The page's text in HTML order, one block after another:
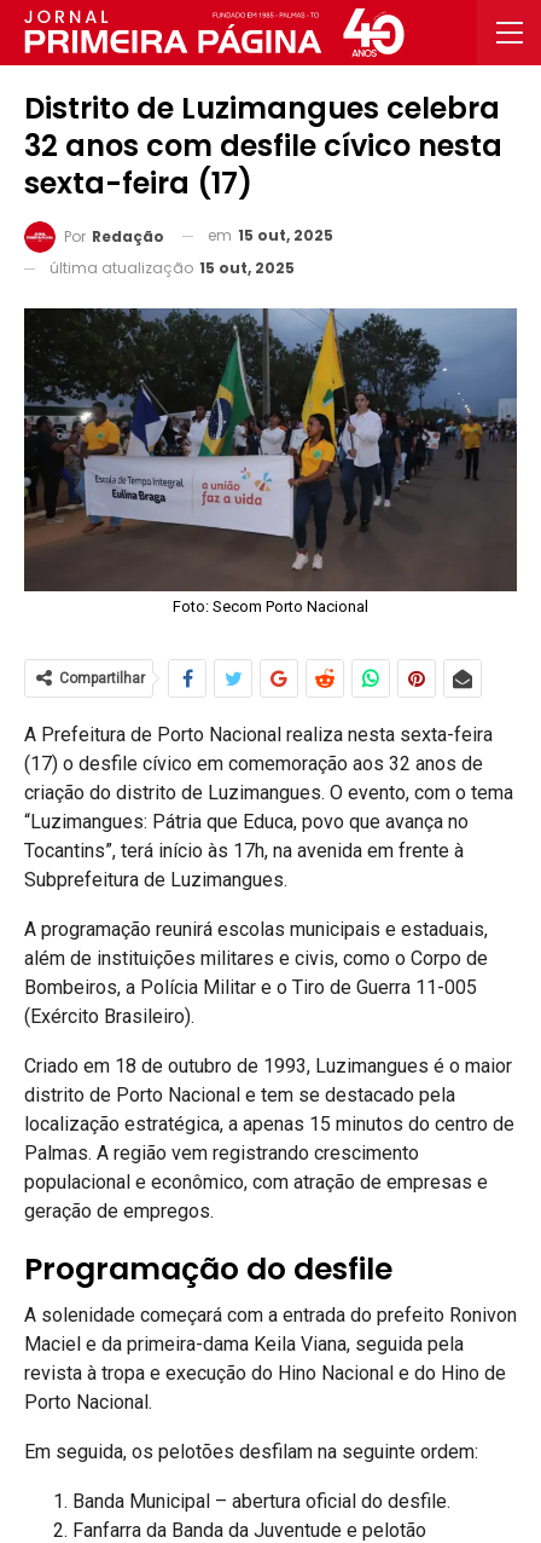
Distrito de Luzimangues celebra
32 anos com desfile cívico nesta
sexta-feira (17)
Por Redação em 15 out, 2025
última atualização 15 out, 2025
Foto: Secom Porto Nacional
Compartilhar
A Prefeitura de Porto Nacional realiza nesta sexta-feira
(17) o desfile cívico em comemoração aos 32 anos de
criação do distrito de Luzimangues. O evento, com o tema
“Luzimangues: Pátria que Educa, povo que avança no
Tocantins”, terá início às 17h, na avenida em frente à
Subprefeitura de Luzimangues.
A programação reunirá escolas municipais e estaduais,
além de instituições militares e civis, como o Corpo de
Bombeiros, a Polícia Militar e o Tiro de Guerra 11-005
(Exército Brasileiro).
Criado em 18 de outubro de 1993, Luzimangues é o maior
distrito de Porto Nacional e tem se destacado pela
localização estratégica, a apenas 15 minutos do centro de
Palmas. A região vem registrando crescimento
populacional e econômico, com atração de empresas e
geração de empregos.
Programação do desfile
A solenidade começará com a entrada do prefeito Ronivon
Maciel e da primeira-dama Keila Viana, seguida pela
revista à tropa e execução do Hino Nacional e do Hino de
Porto Nacional.
Em seguida, os pelotões desfilam na seguinte ordem:
Banda Municipal – abertura oficial do desfile.
Fanfarra da Banda da Juventude e pelotão